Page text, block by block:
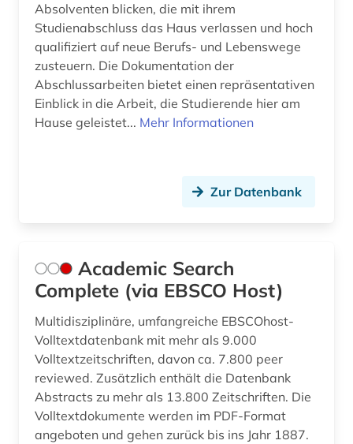
bautechnik (21)
bauteil (2)
bauteile (1)
bauwerk (5)
bauwesen (17)
bauwirtschaft (4)
bauzeichnung (1)
bauökologie (3)
Absolventen blicken, die mit ihrem
Studienabschluss das Haus verlassen und hoch
qualifiziert auf neue Berufs- und Lebenswege
zusteuern. Die Dokumentation der
Abschlussarbeiten bietet einen repräsentativen
Einblick in die Arbeit, die Studierende hier am
Hause geleistet... Mehr Informationen
Zur Datenbank
Academic Search
Complete (via EBSCO Host)
Multidisziplinäre, umfangreiche EBSCOhost-
Volltextdatenbank mit mehr als 9.000
Volltextzeitschriften, davon ca. 7.800 peer
reviewed. Zusätzlich enthält die Datenbank
Abstracts zu mehr als 13.800 Zeitschriften. Die
Volltextdokumente werden im PDF-Format
angeboten und gehen zurück bis ins Jahr 1887.